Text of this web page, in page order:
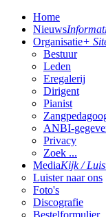
Home
Nieuws
Organisatie+
Bestuur
Leden
Eregalerij
Dirigent
Pianist
ANBI-
Privacy
Zoek ...
MediaKijk /
Luister naar ons
Foto's
Discografie
Bestelformulier